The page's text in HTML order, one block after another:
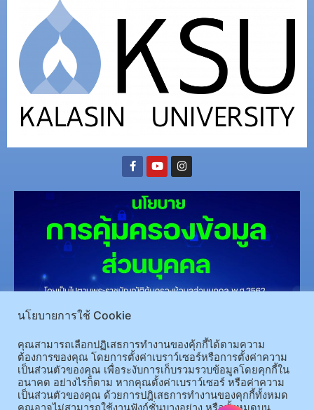
(อ.นามน)13 หมู่ 14 ต.สงเปลือย อ.นามน จ.กาฬสินธุ์ 46230
(อ.เมือง)62/1 ถ.เกษตรสมบูรณ์ ต.กาฬสินธุ์ อ.เมือง จ.กาฬสินธุ์ 46000โทรศัพท์ 043-811128 08-
64584360 โทรสาร 043-813070
นโยบายการใช้ Cookie
คุณสามารถเลือกปฏิเสธการทำงานของคุ้กกี้ได้ตามความ
ต้องการของคุณ โดยการตั้งค่าเบราว์เซอร์หรือการตั้งค่าความ
เป็นส่วนตัวของคุณ เพื่อระงับการเก็บรวมรวบข้อมูลโดยคุกกี้ใน
อนาคต อย่างไรก็ตาม หากคุณตั้งค่าเบราว์เซอร์ หรือค่าความ
เป็นส่วนตัวของคุณ ด้วยการปฎิเสธการทำงานของคุกกี้ทั้งหมด